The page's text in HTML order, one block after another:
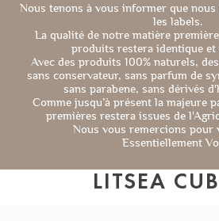
Nous tenons à vous informer que nous
les labels.
La qualité de notre matière
produits restera identique et
Avec des produits 100% naturels,
sans conservateur, sans parfum de
sans parabene, sans dérivés
Comme jusqu’à présent la majeure
premières restera issues de
Nous vous remercions pour
Essentiellement
LITSEA